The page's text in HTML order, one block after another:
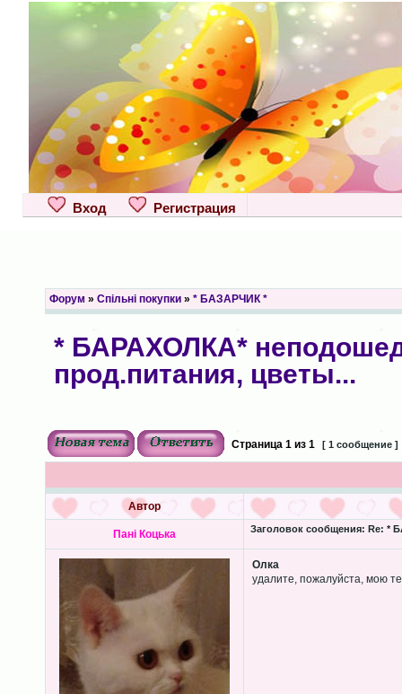
Вход Регистрация
Форум » Спільні покупки» * БАЗАРЧИК *
* БАРАХОЛКА*
прод.питания, цветы...
Страница 1из 1 [ 1 сообщение ]
Автор
Пані Коцька Заголовок сообщения: Re: *
Олка
удалите, пожалуйста, мою